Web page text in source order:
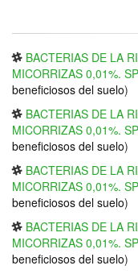
BACTERIAS DE LA
MICORRIZAS 0,01%. SP
beneficiosos del suelo)
BACTERIAS DE LA
MICORRIZAS 0,01%. SP
beneficiosos del suelo)
BACTERIAS DE LA
MICORRIZAS 0,01%. SP
beneficiosos del suelo)
BACTERIAS DE LA
MICORRIZAS 0,01%. SP
beneficiosos del suelo)